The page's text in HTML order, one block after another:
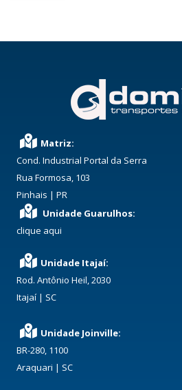
Matriz:
Cond. Industrial Portal da Serra
Rua Formosa, 103
Pinhais | PR
Unidade Guarulhos:
clique aqui
Unidade Itajaí:
Rod. Antônio Heil, 2030
Itajaí | SC
Unidade Joinville:
BR-280, 1100
Araquari | SC